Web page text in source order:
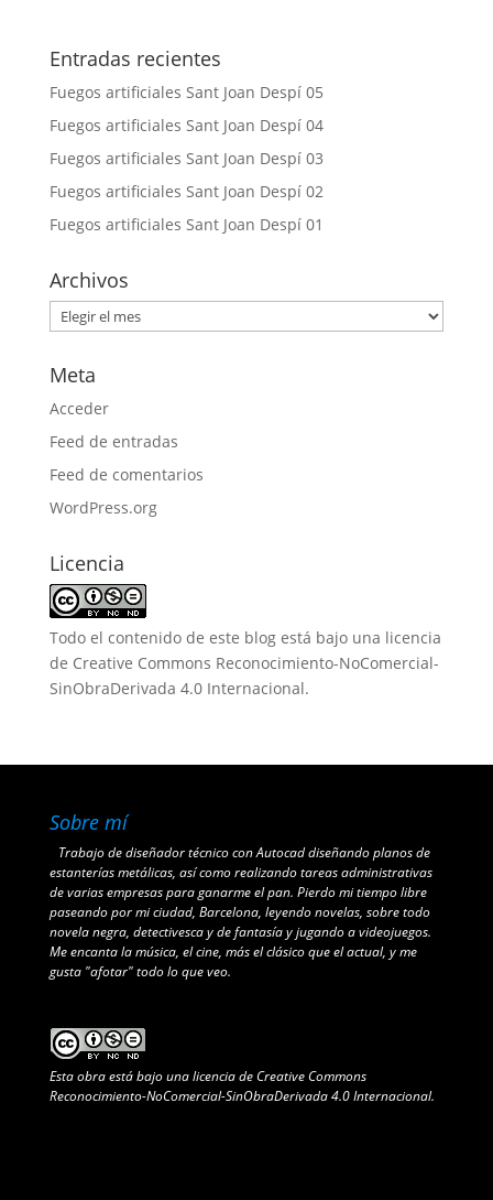
Entradas recientes
Fuegos artificiales Sant Joan Despí 05
Fuegos artificiales Sant Joan Despí 04
Fuegos artificiales Sant Joan Despí 03
Fuegos artificiales Sant Joan Despí 02
Fuegos artificiales Sant Joan Despí 01
Archivos
Archivos
Meta
Acceder
Feed de entradas
Feed de comentarios
WordPress.org
Licencia
Todo el contenido de este blog está bajo una licencia
de Creative Commons Reconocimiento-NoComercial-
SinObraDerivada 4.0 Internacional.
Sobre mí
Trabajo de diseñador técnico con Autocad diseñando planos de
estanterías metálicas, así como realizando tareas administrativas
de varias empresas para ganarme el pan. Pierdo mi tiempo libre
paseando por mi ciudad, Barcelona, leyendo novelas, sobre todo
novela negra, detectivesca y de fantasía y jugando a videojuegos.
Me encanta la música, el cine, más el clásico que el actual, y me
gusta "afotar" todo lo que veo.
Esta obra está bajo unalicencia de Creative Commons
Reconocimiento-NoComercial-SinObraDerivada 4.0 Internacional.